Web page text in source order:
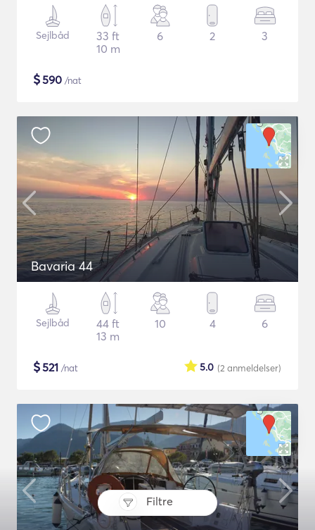
Filtre
Sejlbåd
33 ft
10 m
6 2 3
$590 /nat
Bavaria 44
Sejlbåd
44 ft
13 m
10 4 6
$521 /nat (2 anmeldelser)
5.0